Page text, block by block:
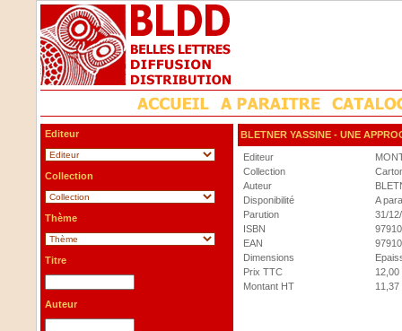
Editeur
Collection
Thème
Titre
Auteur
BLETNER YASSINE - UNE
Editeur
Collection
Auteur
Disponibilité
A
Parution
31/
ISBN
EAN
Dimensions
Prix TTC
12,00
Montant HT
11,37